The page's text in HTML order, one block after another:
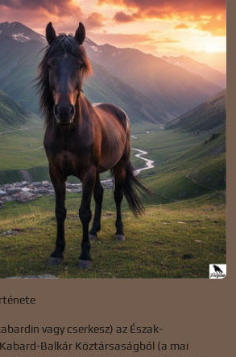
vagy cserkesz) az Észak-
Balkár Köztársaságból (a mai